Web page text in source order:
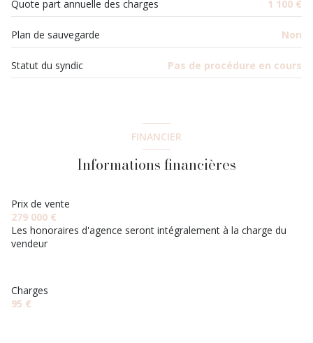
Quote part annuelle des charges 1 100 €
Plan de sauvegarde Non
Statut du syndic Pas de procédure en cours
FINANCIER
Informations financières
Prix de vente
279 000 €
Les honoraires d'agence seront intégralement à la charge du
vendeur
Charges
95 €